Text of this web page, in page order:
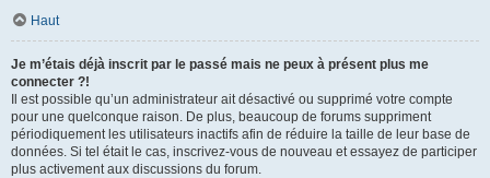
Haut
Je m’étais déjà inscrit par le passé mais ne peux à présent plus me
connecter ?!
Il est possible qu’un administrateur ait désactivé ou supprimé votre compte
pour une quelconque raison. De plus, beaucoup de forums suppriment
périodiquement les utilisateurs inactifs afin de réduire la taille de leur base de
données. Si tel était le cas, inscrivez-vous de nouveau et essayez de participer
plus activement aux discussions du forum.